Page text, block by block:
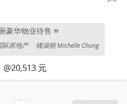
豪华物业待售
际房地产 锺淑丽 Michelle Chung
@20,513 元